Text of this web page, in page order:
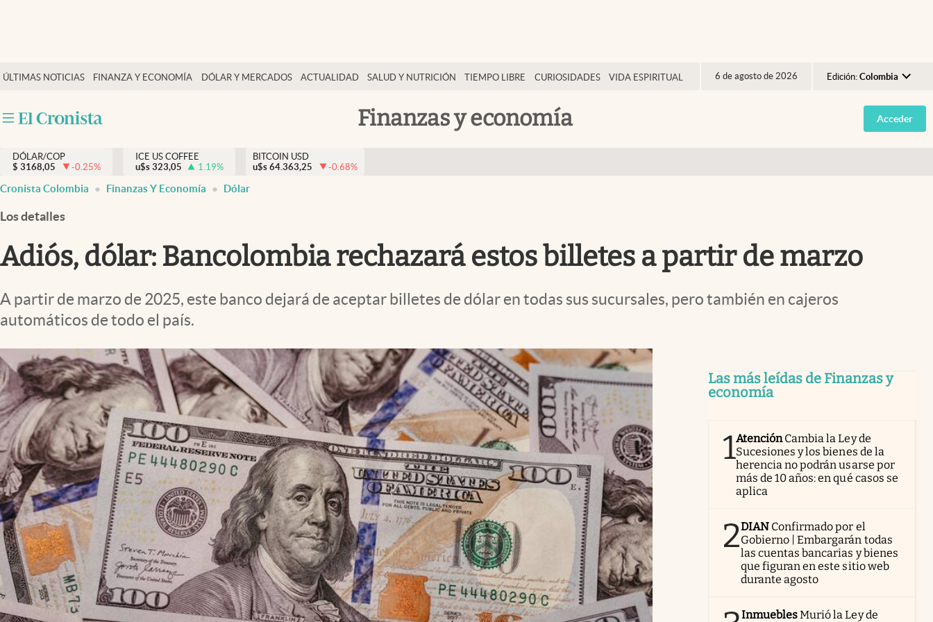
ÚLTIMAS NOTICIAS FINANZA Y ECONOMÍA DÓLAR Y MERCADOS ACTUALIDAD SALUD Y NUTRICIÓN TIEMPO LIBRE CURIOSIDADES VIDA ESPIRITUAL 6 de agosto de 2026 Edición: Colombia
Argentina
España
Finanzas y economía
Salud y nutrición
Tiempo libre
Dólar y mercados
Curiosidades
Acceder
DÓLAR/COP
$ 3168,05 -0.25%
ICE US COFFEE
u$s 323,05 1.19%
BITCOIN USD
u$s 64.363,25 -0.68%
Cronista Colombia Finanzas Y Economía Dólar
Los detalles
Adiós, dólar: Bancolombia rechazará estos billetes a partir de marzo
A partir de marzo de 2025, este banco dejará de aceptar billetes de dólar en todas sus sucursales, pero también en cajeros
automáticos de todo el país.
Las más leídas de Finanzas y
economía
1AtenciónCambia la Ley de
Sucesiones y los bienes de la
herencia no podrán usarse por
más de 10 años: en qué casos se
aplica
2DIAN Confirmado por el
Gobierno | Embargarán todas
las cuentas bancarias y bienes
que figuran en este sitio web
durante agosto
InmueblesMurió la Ley de